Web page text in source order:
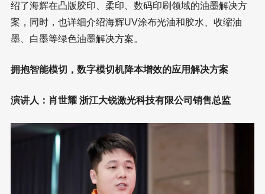
绍了海辉在凸版胶印、柔印、数码印刷领域的油墨解决方
案，同时，也详细介绍海辉UV涂布光油和胶水、收缩油
墨、白墨等绿色油墨解决方案。
拥抱智能模切，数字模切机降本增效的应用解决方案
演讲人：肖世耀 浙江大锐激光科技有限公司销售总监